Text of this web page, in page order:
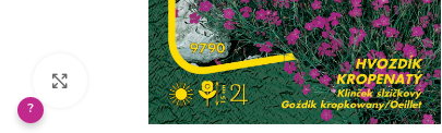
Klikněte pro zvětšení
?